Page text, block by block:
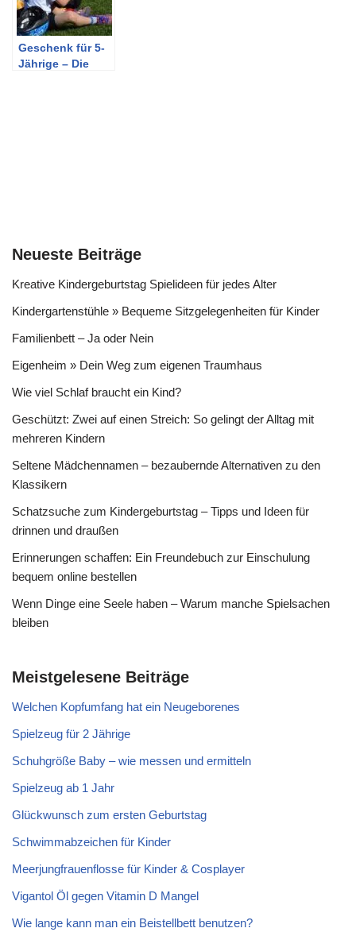
Geschenk für 5-
Jährige – Die
Neueste Beiträge
Kreative Kindergeburtstag Spielideen für jedes Alter
Kindergartenstühle » Bequeme Sitzgelegenheiten für Kinder
Familienbett – Ja oder Nein
Eigenheim » Dein Weg zum eigenen Traumhaus
Wie viel Schlaf braucht ein Kind?
Geschützt: Zwei auf einen Streich: So gelingt der Alltag mit
mehreren Kindern
Seltene Mädchennamen – bezaubernde Alternativen zu den
Klassikern
Schatzsuche zum Kindergeburtstag – Tipps und Ideen für
drinnen und draußen
Erinnerungen schaffen: Ein Freundebuch zur Einschulung
bequem online bestellen
Wenn Dinge eine Seele haben – Warum manche Spielsachen
bleiben
Meistgelesene Beiträge
Welchen Kopfumfang hat ein Neugeborenes
Spielzeug für 2 Jährige
Schuhgröße Baby – wie messen und ermitteln
Spielzeug ab 1 Jahr
Glückwunsch zum ersten Geburtstag
Schwimmabzeichen für Kinder
Meerjungfrauenflosse für Kinder & Cosplayer
Vigantol Öl gegen Vitamin D Mangel
Wie lange kann man ein Beistellbett benutzen?